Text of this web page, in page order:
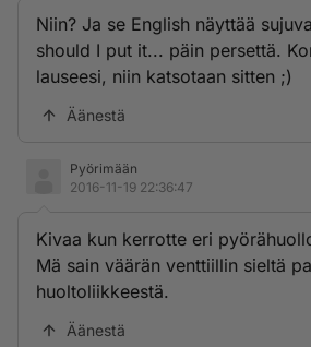
Niin? Ja se English näyttää
should I put it... päin persettä.
lauseesi, niin katsotaan sitten ;)
Äänestä
Pyörimään
2016-11-19 22:36:47
Kivaa kun kerrotte eri
Mä sain väärän venttiillin sieltä
huoltoliikkeestä.
Äänestä